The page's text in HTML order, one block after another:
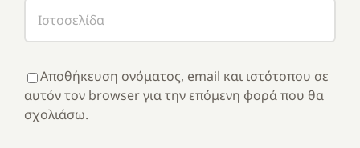
Αποθήκευση ονόματος, email και ιστότοπου σε
αυτόν τον browser για την επόμενη φορά που θα
σχολιάσω.